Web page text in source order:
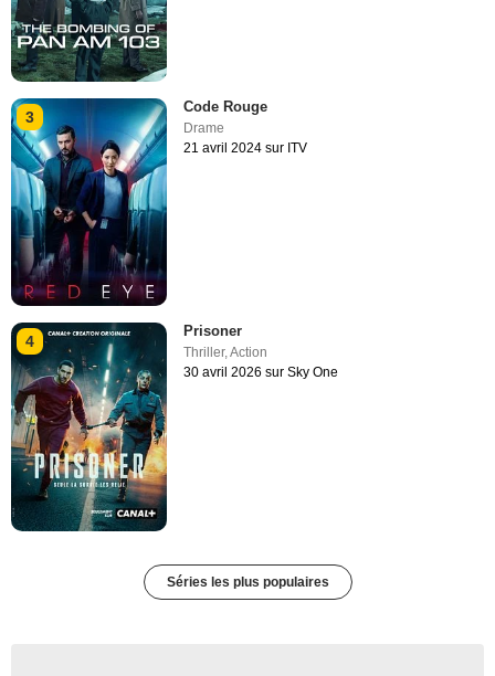
3
Code Rouge
Drame
21 avril 2024 sur ITV
4
Prisoner
Thriller,Action
30 avril 2026 sur Sky One
Séries les plus populaires